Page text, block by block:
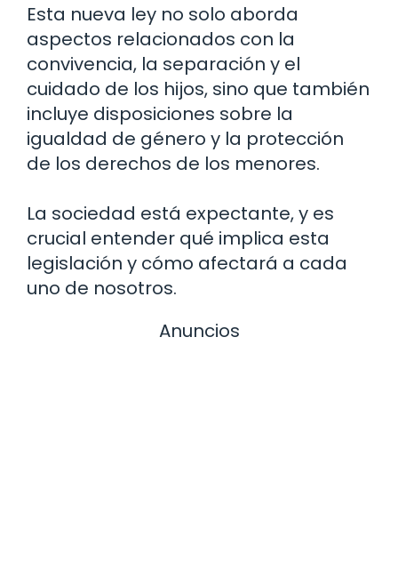
Esta nueva ley no solo aborda
aspectos relacionados con la
convivencia, la separación y el
cuidado de los hijos, sino que también
incluye disposiciones sobre la
igualdad de género y la protección
de los derechos de los menores.
La sociedad está expectante, y es
crucial entender qué implica esta
legislación y cómo afectará a cada
uno de nosotros.
Anuncios